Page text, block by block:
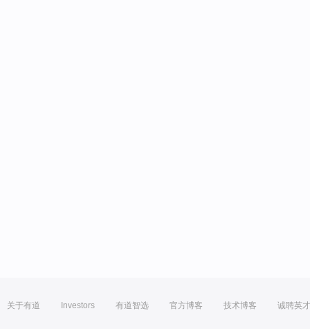
关于有道 Investors 有道智选 官方博客 技术博客 诚聘英才